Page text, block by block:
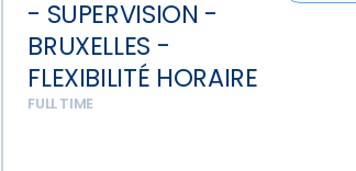
- SUPERVISION -
BRUXELLES -
FLEXIBILITÉ HORAIRE
FULL TIME
Supervision
Bruxelles